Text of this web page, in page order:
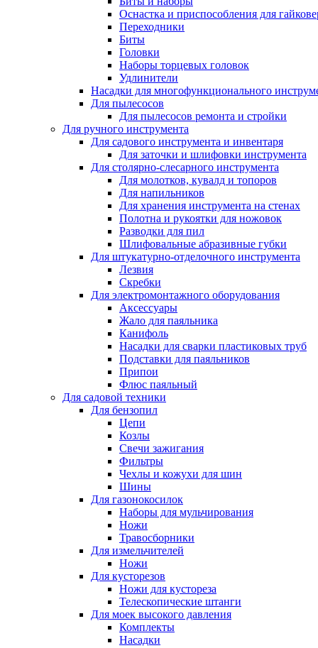
Оснастка и приспособления для
Переходники
Биты
Головки
Наборы торцевых головок
Удлинители
Насадки для многофункционального
Для пылесосов
Для пылесосов ремонта и стройки
Для ручного инструмента
Для садового инструмента и инвентаря
Для заточки и шлифовки инструмента
Для столярно-слесарного инструмента
Для молотков, кувалд и топоров
Для напильников
Для хранения инструмента на стенах
Полотна и рукоятки для ножовок
Разводки для пил
Шлифовальные абразивные губки
Для штукатурно-отделочного инструмента
Лезвия
Скребки
Для электромонтажного оборудования
Аксессуары
Жало для паяльника
Канифоль
Насадки для сварки пластиковых труб
Подставки для паяльников
Припои
Флюс паяльный
Для садовой техники
Для бензопил
Цепи
Козлы
Свечи зажигания
Фильтры
Чехлы и кожухи для шин
Шины
Для газонокосилок
Наборы для мульчирования
Ножи
Травосборники
Для измельчителей
Ножи
Для кусторезов
Ножи для кустореза
Телескопические штанги
Для моек высокого давления
Комплекты
Насадки